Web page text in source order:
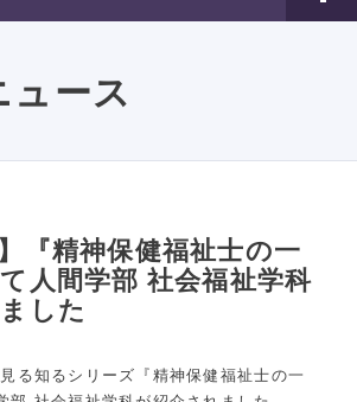
ュース
『精神保健福祉士の一
人間学部 社会福祉学科
した
る知るシリーズ『精神保健福祉士の一